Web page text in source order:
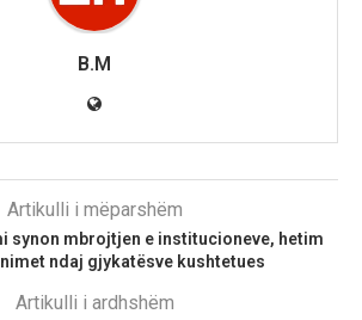
B.M
Artikulli i mëparshëm
synon mbrojtjen e institucioneve, hetim
ndaj gjykatësve kushtetues
Artikulli i ardhshëm